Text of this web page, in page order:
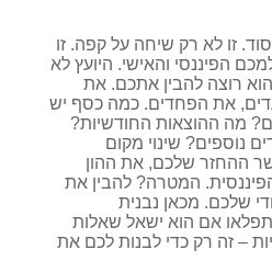
זו לא רק שיחה על קפה. זו
הפיננסי והאישי. היועץ לא
רוצה להבין אתכם. את
את הפחדים. כמה כסף יש
מה ההוצאות החודשיות?
נוספים? שינוי מקום
ההחזר שלכם, את ההון
המטרה? להבין את
שלכם. מכאן נבנית
אם הוא ישאל שאלות
– זה רק כדי לבנות לכם את